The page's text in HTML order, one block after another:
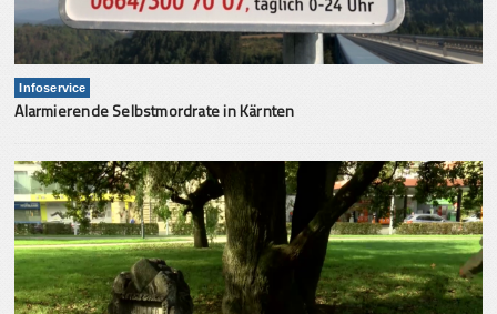
Infoservice
Alarmierende Selbstmordrate in Kärnten